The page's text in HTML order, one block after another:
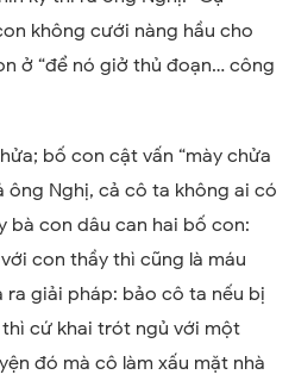
không cưới nàng hầu cho
ở “để nó giở thủ đoạn… công
bố con cật vấn “mày chửa
ông Nghị, cả cô ta không ai có
bà con dâu can hai bố con:
con thầy thì cũng là máu
ra giải pháp: bảo cô ta nếu bị
cứ khai trót ngủ với một
đó mà cô làm xấu mặt nhà